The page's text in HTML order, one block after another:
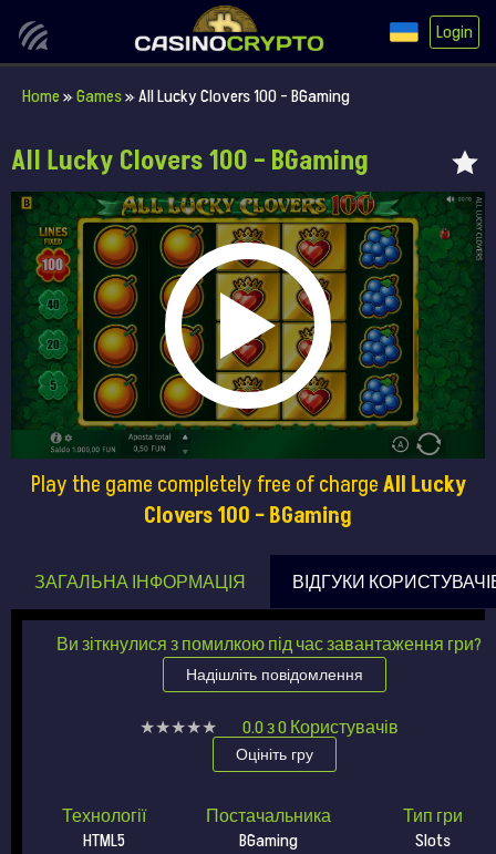
Login
Home»Games»All Lucky Clovers 100 – BGaming
All Lucky Clovers 100 – BGaming
Play the game completely free of chargeAll Lucky
Clovers 100 – BGaming
ЗАГАЛЬНА ІНФОРМАЦІЯ ВІДГУКИ
Ви зіткнулися з помилкою під час завантаження гри?
Надішліть повідомлення
★★★★★
★★★★★ 0.0з0 Користувачів
Оцініть гру
Технології
HTML5
Постачальника
BGaming
Тип гри
Slots